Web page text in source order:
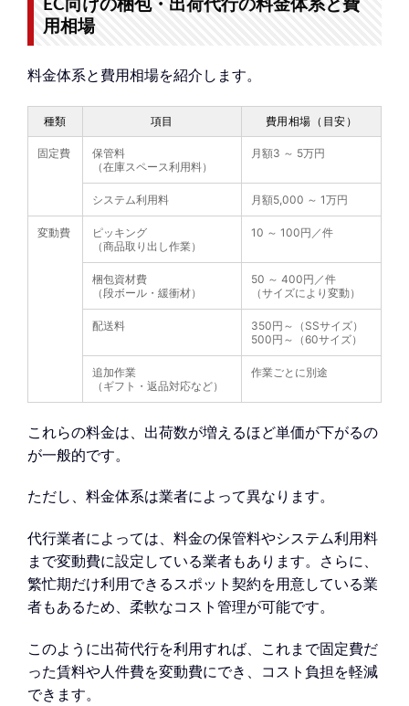
EC向けの梱包・出荷代行の料金体系と費
用相場
料金体系と費用相場を紹介します。
種類 項目 費用相場（目安）
固定費
保管料
（在庫スペース利用料）
月額3 ～ 5万円
システム利用料 月額5,000 ～ 1万円
変動費
ピッキング
（商品取り出し作業）
10 ～ 100円／件
梱包資材費
（段ボール・緩衝材）
50 ～ 400円／件
（サイズにより変動）
配送料
350円～（SSサイズ）
500円～（60サイズ）
追加作業
（ギフト・返品対応など）
作業ごとに別途
これらの料金は、出荷数が増えるほど単価が下がるの
が一般的です。
ただし、料金体系は業者によって異なります。
代行業者によっては、料金の保管料やシステム利用料
まで変動費に設定している業者もあります。さらに、
繁忙期だけ利用できるスポット契約を用意している業
者もあるため、柔軟なコスト管理が可能です。
このように出荷代行を利用すれば、これまで固定費だ
った賃料や人件費を変動費にでき、コスト負担を軽減
できます。